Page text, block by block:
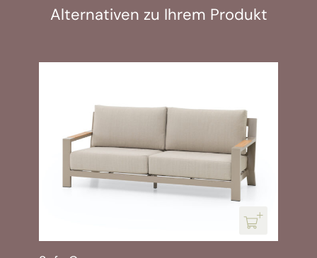
Alternativen zu Ihrem Produkt